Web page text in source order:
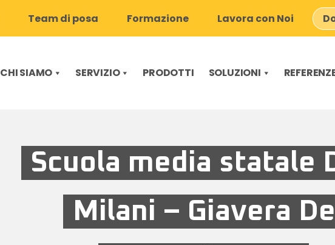
Team di posa Formazione Lavora con Noi
CHI SIAMO SERVIZIO PRODOTTI SOLUZIONI
Scuola media statale
Milani – Giavera